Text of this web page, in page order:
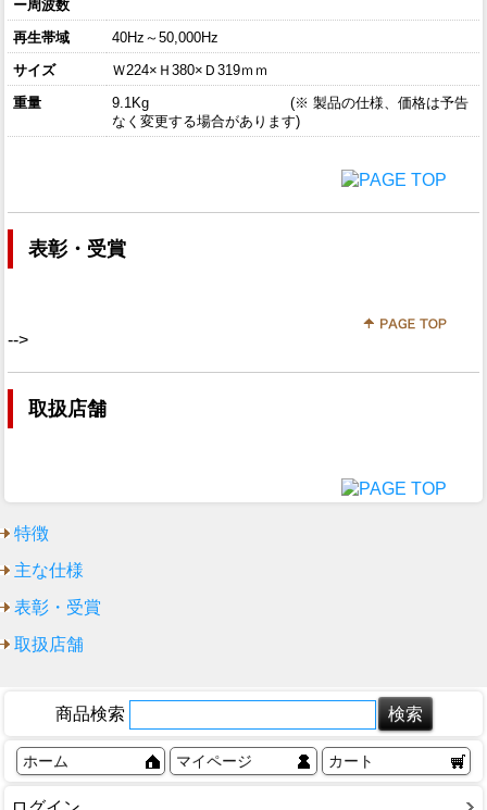
ー周波数
再生帯域
40Hz～50,000Hz
サイズ
Ｗ224×Ｈ380×Ｄ319ｍｍ
重量
9.1Kg (※ 製品の仕様、価格は予告
なく変更する場合があります)
表彰・受賞
-->
取扱店舗
特徴
主な仕様
表彰・受賞
取扱店舗
商品検索
ホーム マイページ カート